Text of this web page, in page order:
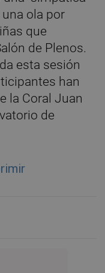
ola por
que
de Plenos.
esta sesión
han
la Coral Juan
de